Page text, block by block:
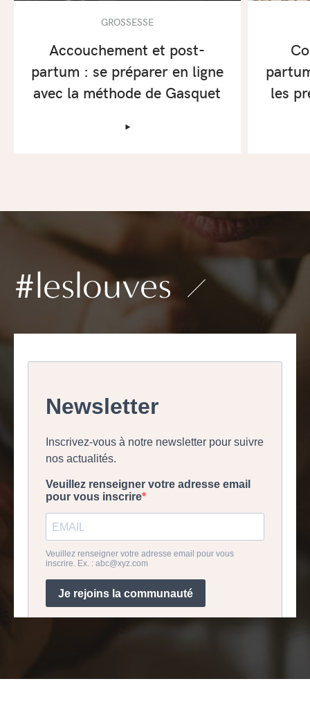
GROSSESSE
Accouchement et post-
partum : se préparer en ligne
avec la méthode de Gasquet
‣
les
#leslouves